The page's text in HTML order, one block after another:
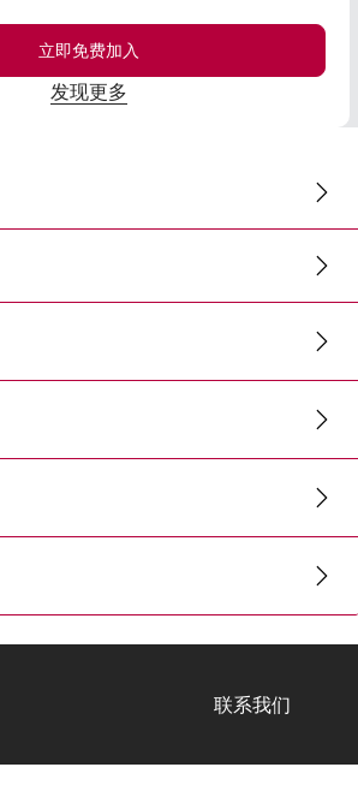
立即免费加入
发现更多
联系我们